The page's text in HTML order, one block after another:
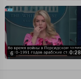
6 0:28